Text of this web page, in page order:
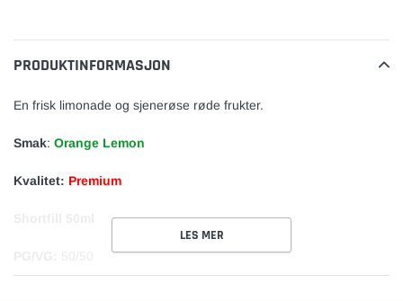
til
vare
PRODUKTINFORMASJON
En frisk limonade og sjenerøse røde frukter.
Smak: Orange Lemon
Kvalitet: Premium
LES MER